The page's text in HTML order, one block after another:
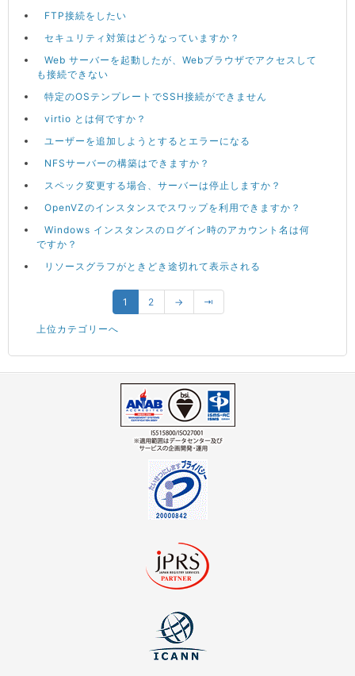
FTP接続をしたい
セキュリティ対策はどうなっていますか？
Web サーバーを起動したが、Webブラウザでアクセスして
も接続できない
特定のOSテンプレートでSSH接続ができません
virtio とは何ですか？
ユーザーを追加しようとするとエラーになる
NFSサーバーの構築はできますか？
スペック変更する場合、サーバーは停止しますか？
OpenVZのインスタンスでスワップを利用できますか？
Windows インスタンスのログイン時のアカウント名は何
ですか？
リソースグラフがときどき途切れて表示される
1 2 → ⇥
上位カテゴリーへ